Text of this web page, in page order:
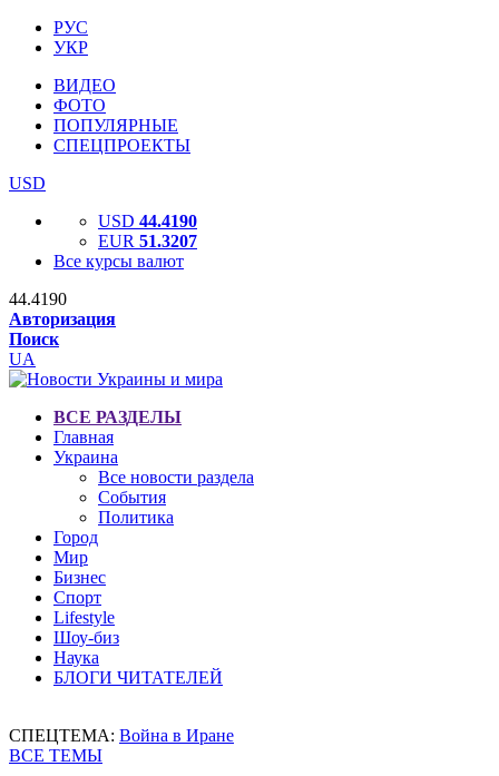
РУС
УКР
ВИДЕО
ФОТО
ПОПУЛЯРНЫЕ
СПЕЦПРОЕКТЫ
USD
USD 44.4190
EUR 51.3207
Все курсы валют
44.4190
Авторизация
Поиск
UA
ВСЕ РАЗДЕЛЫ
Главная
Украина
Все новости раздела
События
Политика
Город
Мир
Бизнес
Спорт
Lifestyle
Шоу-биз
Наука
БЛОГИ ЧИТАТЕЛЕЙ
СПЕЦТЕМА: Война в Иране
ВСЕ ТЕМЫ